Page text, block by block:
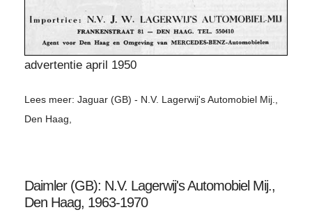
advertentie april 1950
Lees meer: Jaguar (GB) - N.V. Lagerwij's Automobiel Mij.,
Den Haag,
Daimler (GB): N.V. Lagerwij's Automobiel Mij.,
Den Haag, 1963-1970